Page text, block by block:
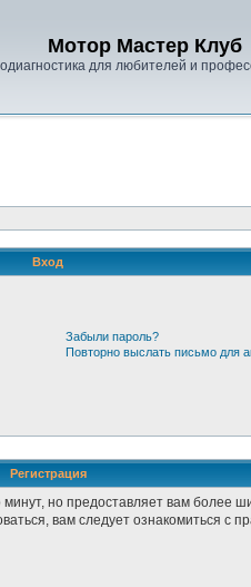
Мотор Мастер Клуб
для любителей и
Вход
Забыли пароль?
Повторно выслать письмо для
Регистрация
но предоставляет вам
вам следует ознакомиться